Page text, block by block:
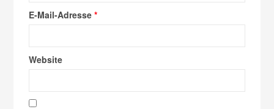
E-Mail-Adresse*
Website